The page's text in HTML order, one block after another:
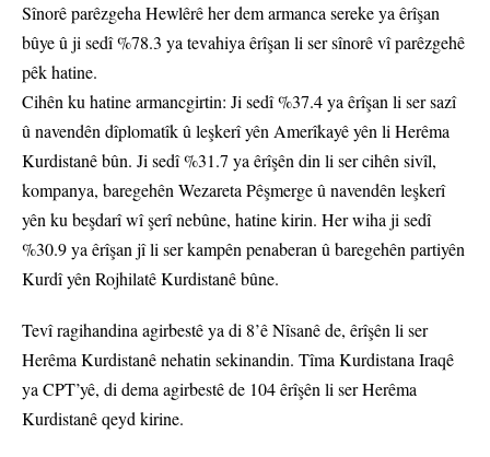
Sînorê parêzgeha Hewlêrê her dem armanca sereke ya êrîşan
bûye û ji sedî %78.3 ya tevahiya êrîşan li ser sînorê vî parêzgehê
pêk hatine.
Cihên ku hatine armancgirtin: Ji sedî %37.4 ya êrîşan li ser sazî
û navendên dîplomatîk û leşkerî yên Amerîkayê yên li Herêma
Kurdistanê bûn. Ji sedî %31.7 ya êrîşên din li ser cihên sivîl,
kompanya, baregehên Wezareta Pêşmerge û navendên leşkerî
yên ku beşdarî wî şerî nebûne, hatine kirin. Her wiha ji sedî
%30.9 ya êrîşan jî li ser kampên penaberan û baregehên partiyên
Kurdî yên Rojhilatê Kurdistanê bûne.
Tevî ragihandina agirbestê ya di 8’ê Nîsanê de, êrîşên li ser
Herêma Kurdistanê nehatin sekinandin. Tîma Kurdistana Iraqê
ya CPT’yê, di dema agirbestê de 104 êrîşên li ser Herêma
Kurdistanê qeyd kirine.